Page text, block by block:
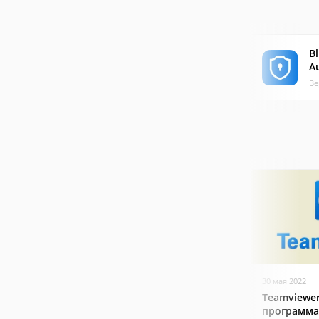
30 мая 2022
программа